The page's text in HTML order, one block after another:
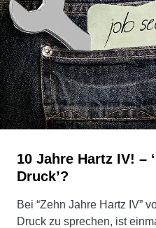
10 Jahre Hartz IV! –
Druck’?
Bei “Zehn Jahre Hartz IV”
Druck zu sprechen, ist